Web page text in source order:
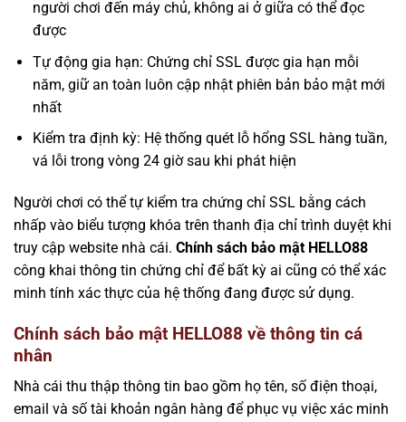
người chơi đến máy chủ, không ai ở giữa có thể đọc
được
Tự động gia hạn: Chứng chỉ SSL được gia hạn mỗi
năm, giữ an toàn luôn cập nhật phiên bản bảo mật mới
nhất
Kiểm tra định kỳ: Hệ thống quét lỗ hổng SSL hàng tuần,
vá lỗi trong vòng 24 giờ sau khi phát hiện
Người chơi có thể tự kiểm tra chứng chỉ SSL bằng cách
nhấp vào biểu tượng khóa trên thanh địa chỉ trình duyệt khi
truy cập website nhà cái. Chính sách bảo mật HELLO88
công khai thông tin chứng chỉ để bất kỳ ai cũng có thể xác
minh tính xác thực của hệ thống đang được sử dụng.
Chính sách bảo mật HELLO88 về thông tin cá
nhân
Nhà cái thu thập thông tin bao gồm họ tên, số điện thoại,
email và số tài khoản ngân hàng để phục vụ việc xác minh